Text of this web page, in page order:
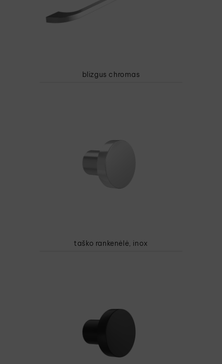
blizgus chromas
taško rankenėlė, inox